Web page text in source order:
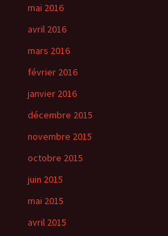
mai 2016
avril 2016
mars 2016
février 2016
janvier 2016
décembre 2015
novembre 2015
octobre 2015
juin 2015
mai 2015
avril 2015